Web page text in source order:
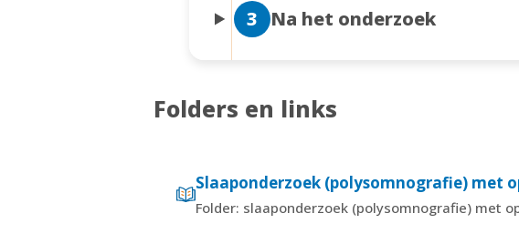
3 Na het onderzoek
Folders en links
Slaaponderzoek (polysomnografie) met
Folder: slaaponderzoek (polysomnografie) met